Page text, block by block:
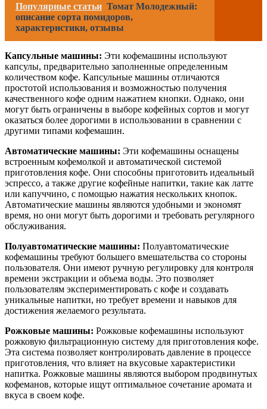
Популярные статьи Томат Молодежный:
описание сорта помидоров,
характеристики, отзывы
Капсульные машины: Эти кофемашины используют
капсулы, предварительно заполненные определенным
количеством кофе. Капсульные машины отличаются
простотой использования и возможностью получения
качественного кофе одним нажатием кнопки. Однако, они
могут быть ограничены в выборе кофейных сортов и могут
оказаться более дорогими в использовании в сравнении с
другими типами кофемашин.
Автоматические машины: Эти кофемашины оснащены
встроенным кофемолкой и автоматической системой
приготовления кофе. Они способны приготовить идеальный
эспрессо, а также другие кофейные напитки, такие как латте
или капуччино, с помощью нажатия нескольких кнопок.
Автоматические машины являются удобными и экономят
время, но они могут быть дорогими и требовать регулярного
обслуживания.
Полуавтоматические машины: Полуавтоматические
кофемашины требуют большего вмешательства со стороны
пользователя. Они имеют ручную регулировку для контроля
времени экстракции и объема воды. Это позволяет
пользователям экспериментировать с кофе и создавать
уникальные напитки, но требует времени и навыков для
достижения желаемого результата.
Рожковые машины: Рожковые кофемашины используют
рожковую фильтрационную систему для приготовления кофе.
Эта система позволяет контролировать давление в процессе
приготовления, что влияет на вкусовые характеристики
напитка. Рожковые машины являются выбором продвинутых
кофеманов, которые ищут оптимальное сочетание аромата и
вкуса в своем кофе.